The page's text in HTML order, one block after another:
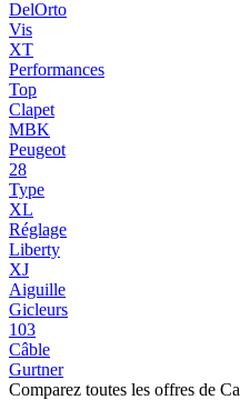
DelOrto
Vis
XT
Performances
Top
Clapet
MBK
Peugeot
28
Type
XL
Réglage
Liberty
XJ
Aiguille
Gicleurs
103
Câble
Gurtner
Comparez toutes les offres de